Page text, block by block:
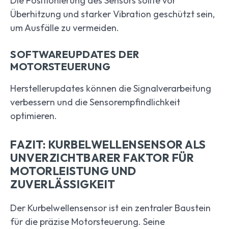
Überhitzung und starker Vibration geschützt sein,
um Ausfälle zu vermeiden.
SOFTWAREUPDATES DER
MOTORSTEUERUNG
Herstellerupdates können die Signalverarbeitung
verbessern und die Sensorempfindlichkeit
optimieren.
FAZIT: KURBELWELLENSENSOR ALS
UNVERZICHTBARER FAKTOR FÜR
MOTORLEISTUNG UND
ZUVERLÄSSIGKEIT
Der Kurbelwellensensor ist ein zentraler Baustein
für die präzise Motorsteuerung. Seine